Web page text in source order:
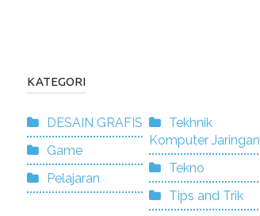
KATEGORI
DESAIN GRAFIS
Game
Pelajaran
Tekhnik
Komputer Jaringan
Tekno
Tips and Trik